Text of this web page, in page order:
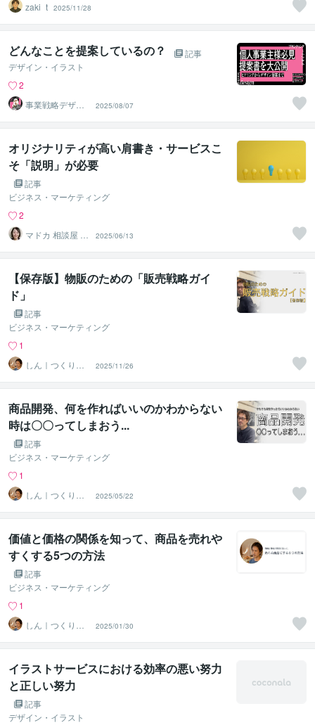
zaki_t 2025/11/28
どんなことを提案しているの？
記事
デザイン・イラスト
2
事業戦略デザイ
ナー 林口
2025/08/07
オリジナリティが高い肩書き・サービスこ
そ「説明」が必要
記事
ビジネス・マーケティング
2
マドカ 相談屋 ラ
イターモデル監
修SNS
2025/06/13
【保存版】物販のための「販売戦略ガイ
ド」
記事
ビジネス・マーケティング
1
しん｜つくり手
応援サポーター
2025/11/26
商品開発、何を作ればいいのかわからない
時は〇〇ってしまおう...
記事
ビジネス・マーケティング
1
しん｜つくり手
応援サポーター
2025/05/22
価値と価格の関係を知って、商品を売れや
すくする5つの方法
記事
ビジネス・マーケティング
1
しん｜つくり手
応援サポーター
2025/01/30
イラストサービスにおける効率の悪い努力
と正しい努力
記事
デザイン・イラスト